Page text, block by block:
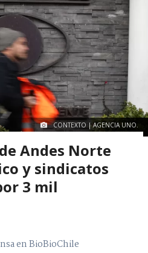
CONTEXTO | AGENCIA UNO.
Andes Norte
y sindicatos
3 mil
en BioBioChile